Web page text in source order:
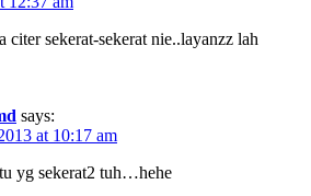
citer sekerat-sekerat nie..layanzz lah
says:
at 10:17 am
yg sekerat2 tuh…hehe